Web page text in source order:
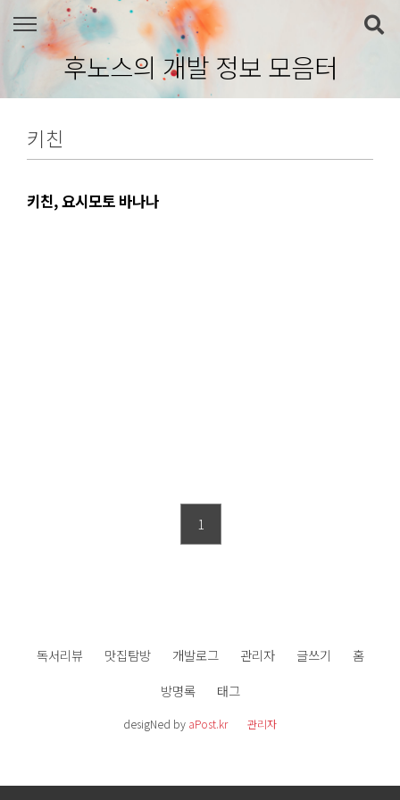
본문 바로가기
후노스의 개발 정보 모음터
키친
키친, 요시모토 바나나
1
독서리뷰 맛집탐방 개발로그 관리자 글쓰기
홈
방명록
태그
desigNed by aPost.kr 관리자